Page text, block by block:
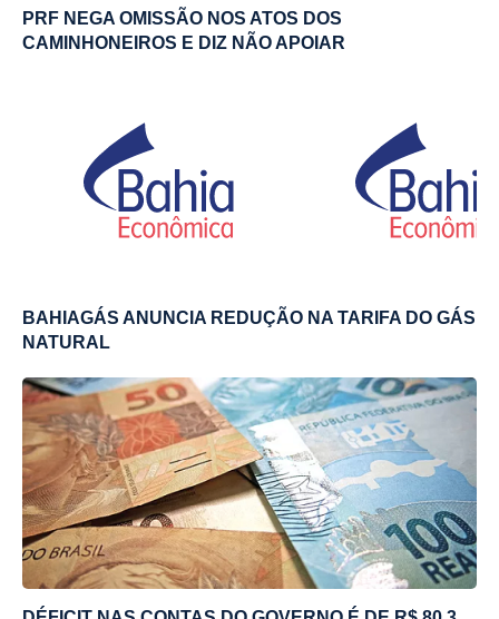
PRF NEGA OMISSÃO NOS ATOS DOS
CAMINHONEIROS E DIZ NÃO APOIAR
BAHIAGÁS ANUNCIA REDUÇÃO NA TARIFA DO GÁS
NATURAL